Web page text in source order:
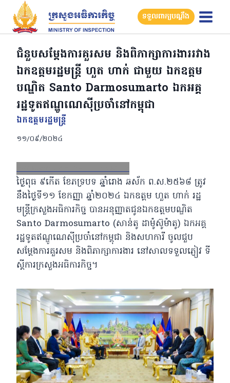
Skip
content
ទទួលពាក្យបណ្តឹង
ជំនួបសម្តែងការគួរសម និងពិភាក្សាការងាររវាង
ឯកឧត្តមរដ្ឋមន្ត្រី ហួត ហាក់ ជាមួយ ឯកឧត្តម
បណ្ឌិត Santo Darmosumarto ឯកអគ្គ
រដ្ឋទូតឥណ្ឌូណេស៊ីប្រចាំនៅកម្ពុជា
ឯកឧត្ដមរដ្ឋមន្ត្រី
១១/០៩/២០២៤
FacebookXEmailLinkedIn
ថ្ងៃពុធ ៩កើត ខែភទ្របទ ឆ្នាំរោង ឆស័ក ព.ស.២៥៦៨ ត្រូវ
នឹងថ្ងៃទី១១ ខែកញ្ញា ឆ្នាំ២០២៤ ឯកឧត្តម ហួត ហាក់ រដ្ឋ
មន្ត្រីក្រសួងអធិការកិច្ច បានអនុញ្ញាតជូនឯកឧត្តមបណ្ឌិត
Santo Darmosumarto (សាន់តូ ដាម៉ូស៊ូម៉ាតូ) ឯកអគ្គ
រដ្ឋទូតឥណ្ឌូណេស៊ីប្រចាំនៅកម្ពុជា និងសហការី ចូលជួប
សម្តែងការគួរសម និងពិភាក្សាការងារ នៅសាលទទួលភ្ញៀវ ទី
ស្តីការក្រសួងអធិការកិច្ច។